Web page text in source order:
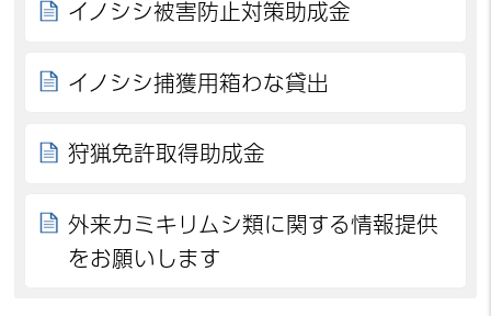
イノシシ被害防止対策助成金
イノシシ捕獲用箱わな貸出
狩猟免許取得助成金
外来カミキリムシ類に関する情報提供
をお願いします